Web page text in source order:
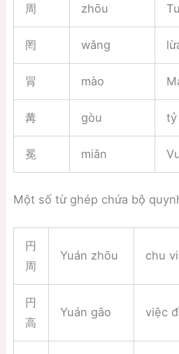
周 zhōu
罔 wǎng
冐 mào
冓 gòu tỷ
冕 miǎn
Một số từ ghép chứa bộ
円
周
Yuán zhōu chu
円
高
Yuán gāo việc